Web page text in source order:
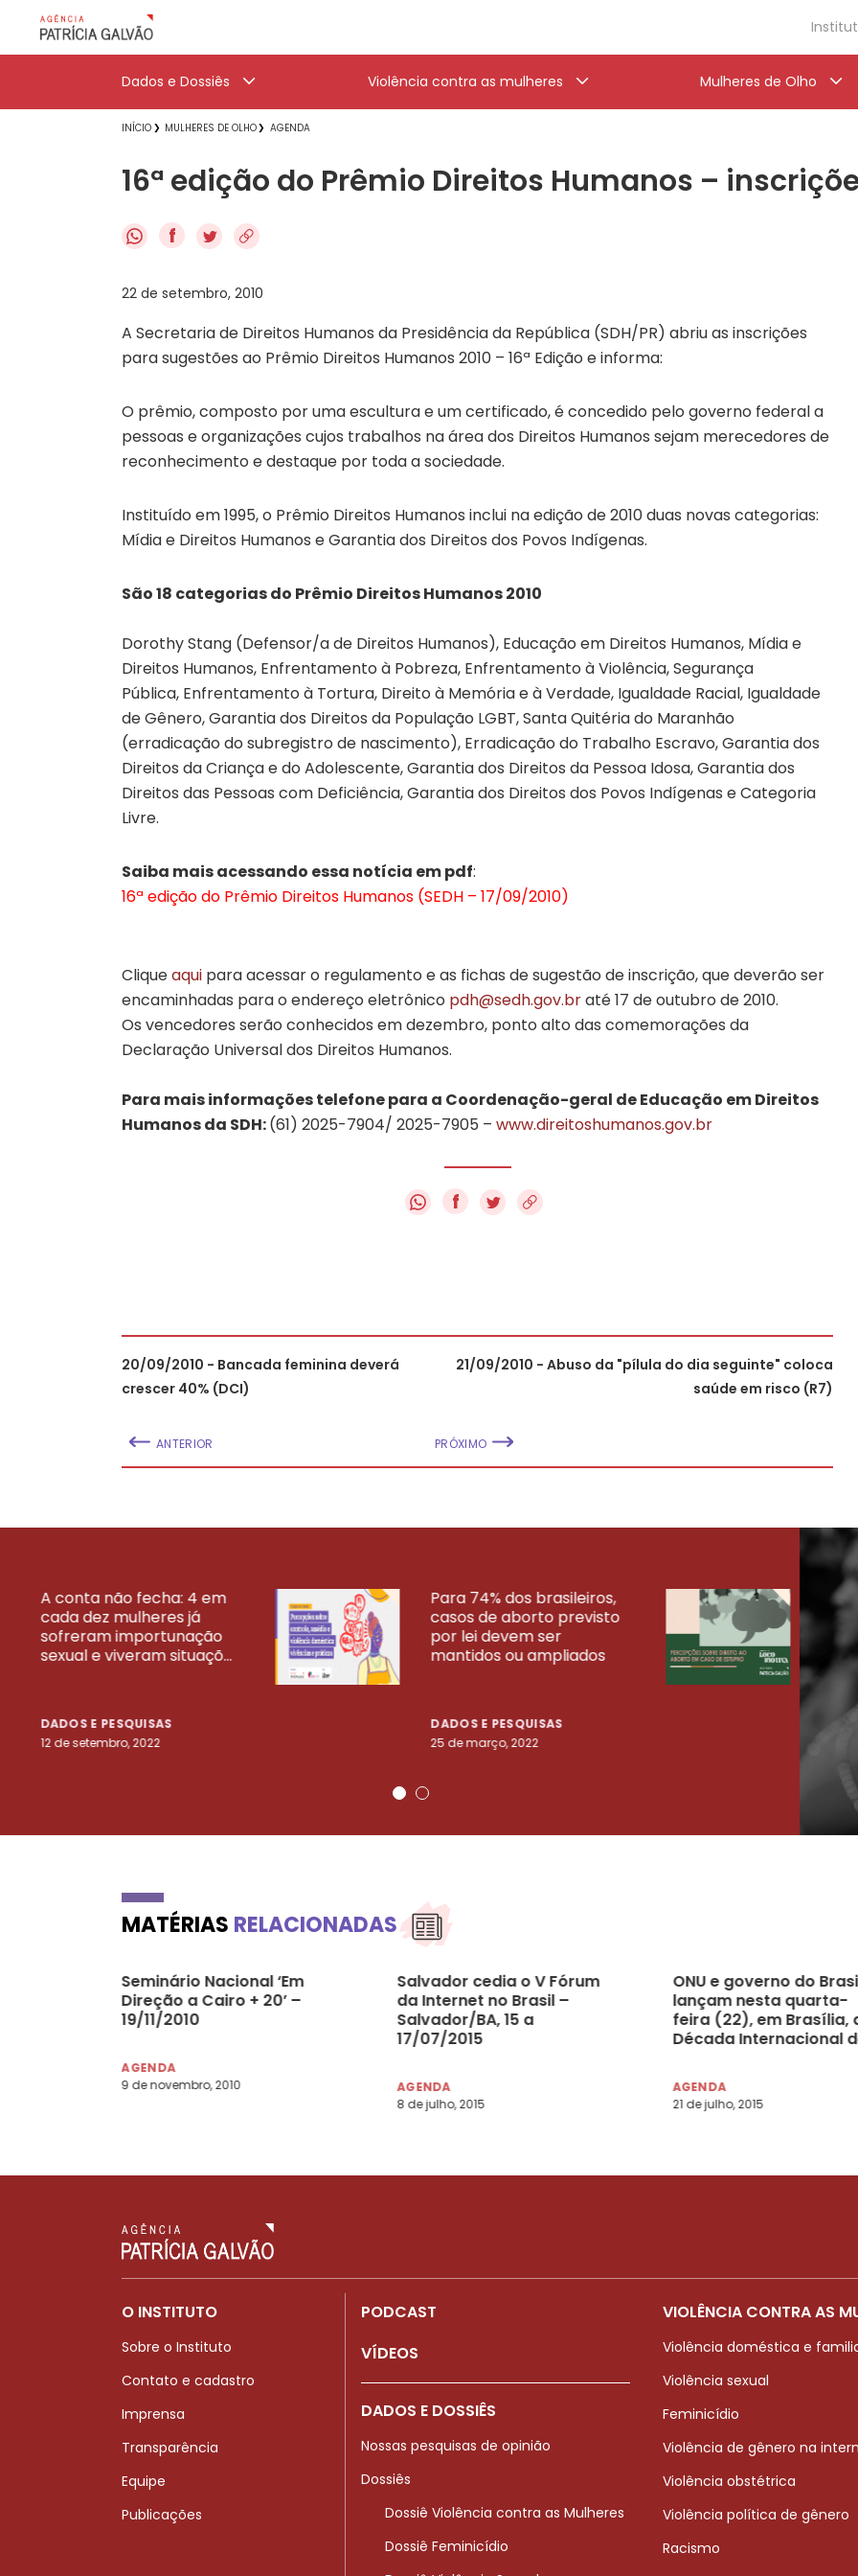
Dados e Dossiês Violência contra as mulheres Mulheres de Olho
INÍCIO MULHERES DE OLHO AGENDA
16ª edição do Prêmio Direitos Humanos –
f
22 de setembro, 2010
A Secretaria de Direitos Humanos da Presidência da República (SDH/PR) abriu as inscrições
para sugestões ao Prêmio Direitos Humanos 2010 – 16ª Edição e informa:
O prêmio, composto por uma escultura e um certificado, é concedido pelo governo federal a
pessoas e organizações cujos trabalhos na área dos Direitos Humanos sejam merecedores de
reconhecimento e destaque por toda a sociedade.
Instituído em 1995, o Prêmio Direitos Humanos inclui na edição de 2010 duas novas categorias:
Mídia e Direitos Humanos e Garantia dos Direitos dos Povos Indígenas.
São 18 categorias do Prêmio Direitos Humanos 2010
Dorothy Stang (Defensor/a de Direitos Humanos), Educação em Direitos Humanos, Mídia e
Direitos Humanos, Enfrentamento à Pobreza, Enfrentamento à Violência, Segurança
Pública, Enfrentamento à Tortura, Direito à Memória e à Verdade, Igualdade Racial, Igualdade
de Gênero, Garantia dos Direitos da População LGBT, Santa Quitéria do Maranhão
(erradicação do subregistro de nascimento), Erradicação do Trabalho Escravo, Garantia dos
Direitos da Criança e do Adolescente, Garantia dos Direitos da Pessoa Idosa, Garantia dos
Direitos das Pessoas com Deficiência, Garantia dos Direitos dos Povos Indígenas e Categoria
Livre.
Saiba mais acessando essa notícia em pdf:
16ª edição do Prêmio Direitos Humanos (SEDH – 17/09/2010)
Cliqueaqui para acessar o regulamento e as fichas de sugestão de inscrição, que deverão ser
encaminhadas para o endereço eletrônico pdh@sedh.gov.braté 17 de outubro de 2010.
Os vencedores serão conhecidos em dezembro, ponto alto das comemorações da
Declaração Universal dos Direitos Humanos.
Para mais informações telefone para a Coordenação-geral de Educação em Direitos
Humanos da SDH:(61) 2025-7904/ 2025-7905 – www.direitoshumanos.gov.br
f
20/09/2010 - Bancada feminina deverá
crescer 40% (DCI)
ANTERIOR
21/09/2010 - Abuso da "pílula do dia seguinte" coloca
saúde em risco (R7)
PRÓXIMO
A conta não fecha: 4 em
cada dez mulheres já
sofreram importunação
sexual e viveram situaçõ...
DADOS E PESQUISAS
12 de setembro, 2022
Para 74% dos brasileiros,
casos de aborto previsto
por lei devem ser
mantidos ou ampliados
DADOS E PESQUISAS
25 de março, 2022
23
VEJA MAIS PESQUISAS
MATÉRIAS RELACIONADAS
Seminário Nacional ‘Em
Direção a Cairo + 20’ –
19/11/2010
AGENDA
9 de novembro, 2010
Salvador cedia o V Fórum
da Internet no Brasil –
Salvador/BA, 15 a
17/07/2015
AGENDA
8 de julho, 2015
ONU e governo do
lançam nesta quarta-
feira (22), em Brasília,
Década Internacional
AGENDA
21 de julho, 2015
O INSTITUTO
Sobre o Instituto
Contato e cadastro
Imprensa
Transparência
Equipe
Publicações
PODCAST
VÍDEOS
DADOS E DOSSIÊS
Nossas pesquisas de opinião
Dossiês
Dossiê Violência contra as Mulheres
Dossiê Feminicídio
VIOLÊNCIA CONTRA AS
Violência doméstica e
Violência sexual
Feminicídio
Violência de gênero na
Violência obstétrica
Violência política de gênero
Racismo